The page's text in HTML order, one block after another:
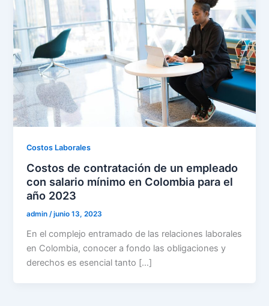
Costos Laborales
Costos de contratación de un empleado
con salario mínimo en Colombia para el
año 2023
admin/junio 13, 2023
En el complejo entramado de las relaciones laborales
en Colombia, conocer a fondo las obligaciones y
derechos es esencial tanto […]